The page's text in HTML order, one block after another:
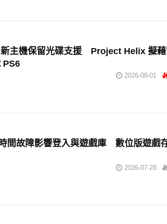
主機保留光碟支援 Project Helix 擬藉
PS6
2026-08-01
間故障影響登入與遊戲庫 數位版遊戲
2026-07-28